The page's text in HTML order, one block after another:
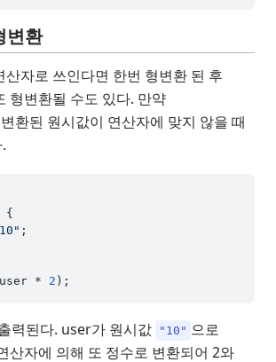
변환
산자로 쓰인다면 한번 형변환 된 후
형변환될 수도 있다. 만약
환된 원시값이 연산자에 맞지 않을 때
{
;
* 2
력된다. user가 원시값 "10" 으로
산자에 의해 또 정수로 변환되어 2와